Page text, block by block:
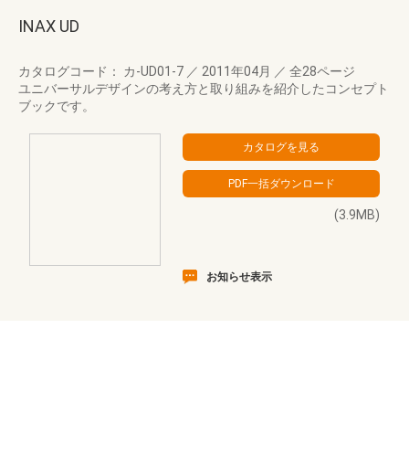
INAX UD
カタログコード： カ-UD01-7 ／ 2011年04月 ／ 全28ページ
ユニバーサルデザインの考え方と取り組みを紹介したコンセプト
ブックです。
(3.9MB)
お知らせ表示